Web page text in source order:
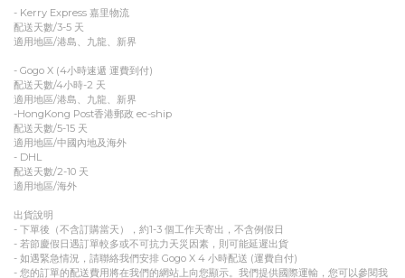
- Kerry Express 嘉里物流
配送天數/3-5 天
適用地區/港島、九龍、新界
- Gogo X (4小時速遞 運費到付)
配送天數/4小時-2 天
適用地區/港島、九龍、新界
-HongKong Post香港郵政 ec-ship
配送天數/5-15 天
適用地區/中國內地及海外
- DHL
配送天數/2-10 天
適用地區/海外
出貨說明
- 下單後（不含訂購當天），約1-3 個工作天寄出，不含例假日
- 若節慶假日遇訂單較多或不可抗力天災因素，則可能延遲出貨
- 如遇緊急情況，請聯絡我們安排 Gogo X 4 小時配送 (運費自付)
- 您的訂單的配送費用將在我們的網站上向您顯示。我們提供國際運輸，您可以參閱我